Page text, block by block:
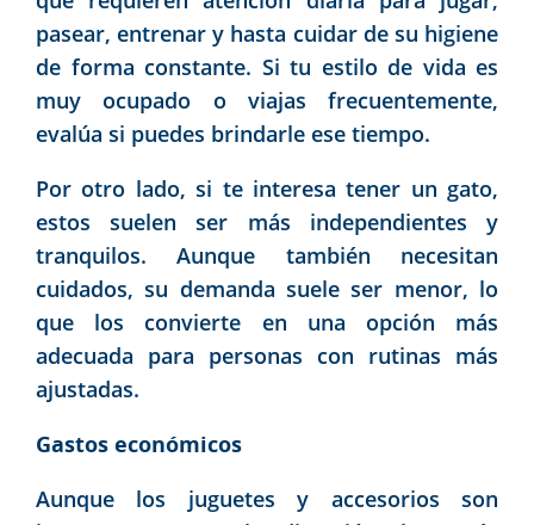
pasear, entrenar y hasta cuidar de su higiene
de forma constante. Si tu estilo de vida es
muy ocupado o viajas frecuentemente,
evalúa si puedes brindarle ese tiempo.
Por otro lado, si te interesa tener un gato,
estos suelen ser más independientes y
tranquilos. Aunque también necesitan
cuidados, su demanda suele ser menor, lo
que los convierte en una opción más
adecuada para personas con rutinas más
ajustadas.
Gastos económicos
Aunque los juguetes y accesorios son